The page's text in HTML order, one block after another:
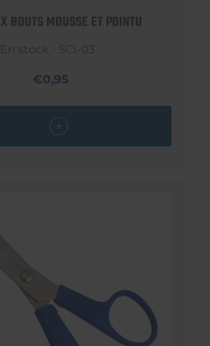
BOUTS MOUSSE ET POINTU
En stock - SCI-03
€0,95